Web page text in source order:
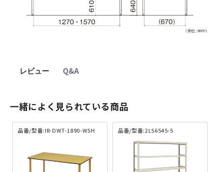
レビュー Q&A
一緒によく見られている商品
品番/型番:IR-DWT-1890-WSH 品番/型番:2LS6545-5